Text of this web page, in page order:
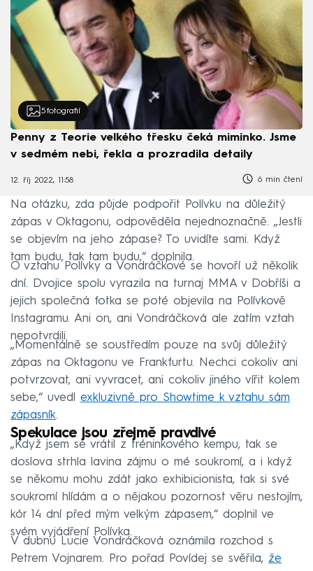
5 fotografií
Penny z Teorie velkého třesku čeká miminko. Jsme
v sedmém nebi, řekla a prozradila detaily
12. říj 2022, 11:58 6 min čtení
Na otázku, zda půjde podpořit Polívku na důležitý
zápas v Oktagonu, odpověděla nejednoznačně. „Jestli
se objevím na jeho zápase? To uvidíte sami. Když
tam budu, tak tam budu,“ doplnila.
O vztahu Polívky a Vondráčkové se hovoří už několik
dní. Dvojice spolu vyrazila na turnaj MMA v Dobříši a
jejich společná fotka se poté objevila na Polívkově
Instagramu. Ani on, ani Vondráčková ale zatím vztah
nepotvrdili.
„Momentálně se soustředím pouze na svůj důležitý
zápas na Oktagonu ve Frankfurtu. Nechci cokoliv ani
potvrzovat, ani vyvracet, ani cokoliv jiného vířit kolem
sebe,“ uvedl exkluzivně pro Showtime k vztahu sám
zápasník.
Spekulace jsou zřejmě pravdivé
„Když jsem se vrátil z tréninkového kempu, tak se
doslova strhla lavina zájmu o mé soukromí, a i když
se někomu mohu zdát jako exhibicionista, tak si své
soukromí hlídám a o nějakou pozornost věru nestojím,
kór 14 dní před mým velkým zápasem,“ doplnil ve
svém vyjádření Polívka.
V dubnu Lucie Vondráčková oznámila rozchod s
Petrem Vojnarem. Pro pořad Povídej se svěřila, že